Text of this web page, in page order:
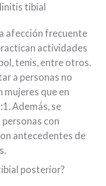
tibial
afección frecuente
actividades
tenis, entre otros.
a personas no
mujeres que en
Además, se
con
antecedentes de
posterior?